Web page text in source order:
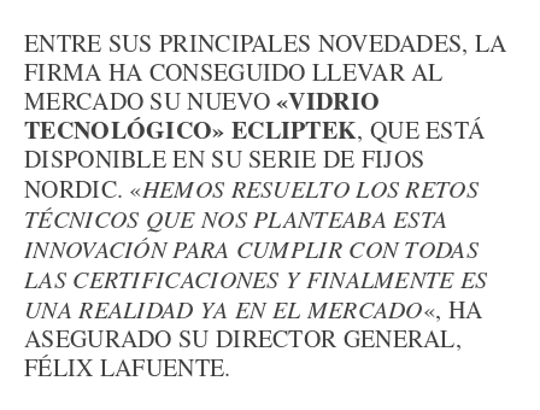
ENTRE SUS PRINCIPALES NOVEDADES, LA
FIRMA HA CONSEGUIDO LLEVAR AL
MERCADO SU NUEVO«VIDRIO
TECNOLÓGICO» ECLIPTEK, QUE ESTÁ
DISPONIBLE EN SU SERIE DE FIJOS
NORDIC. «HEMOS RESUELTO LOS RETOS
TÉCNICOS QUE NOS PLANTEABA ESTA
INNOVACIÓN PARA CUMPLIR CON TODAS
LAS CERTIFICACIONES Y FINALMENTE ES
UNA REALIDAD YA EN EL MERCADO«, HA
ASEGURADO SU DIRECTOR GENERAL,
FÉLIX LAFUENTE.